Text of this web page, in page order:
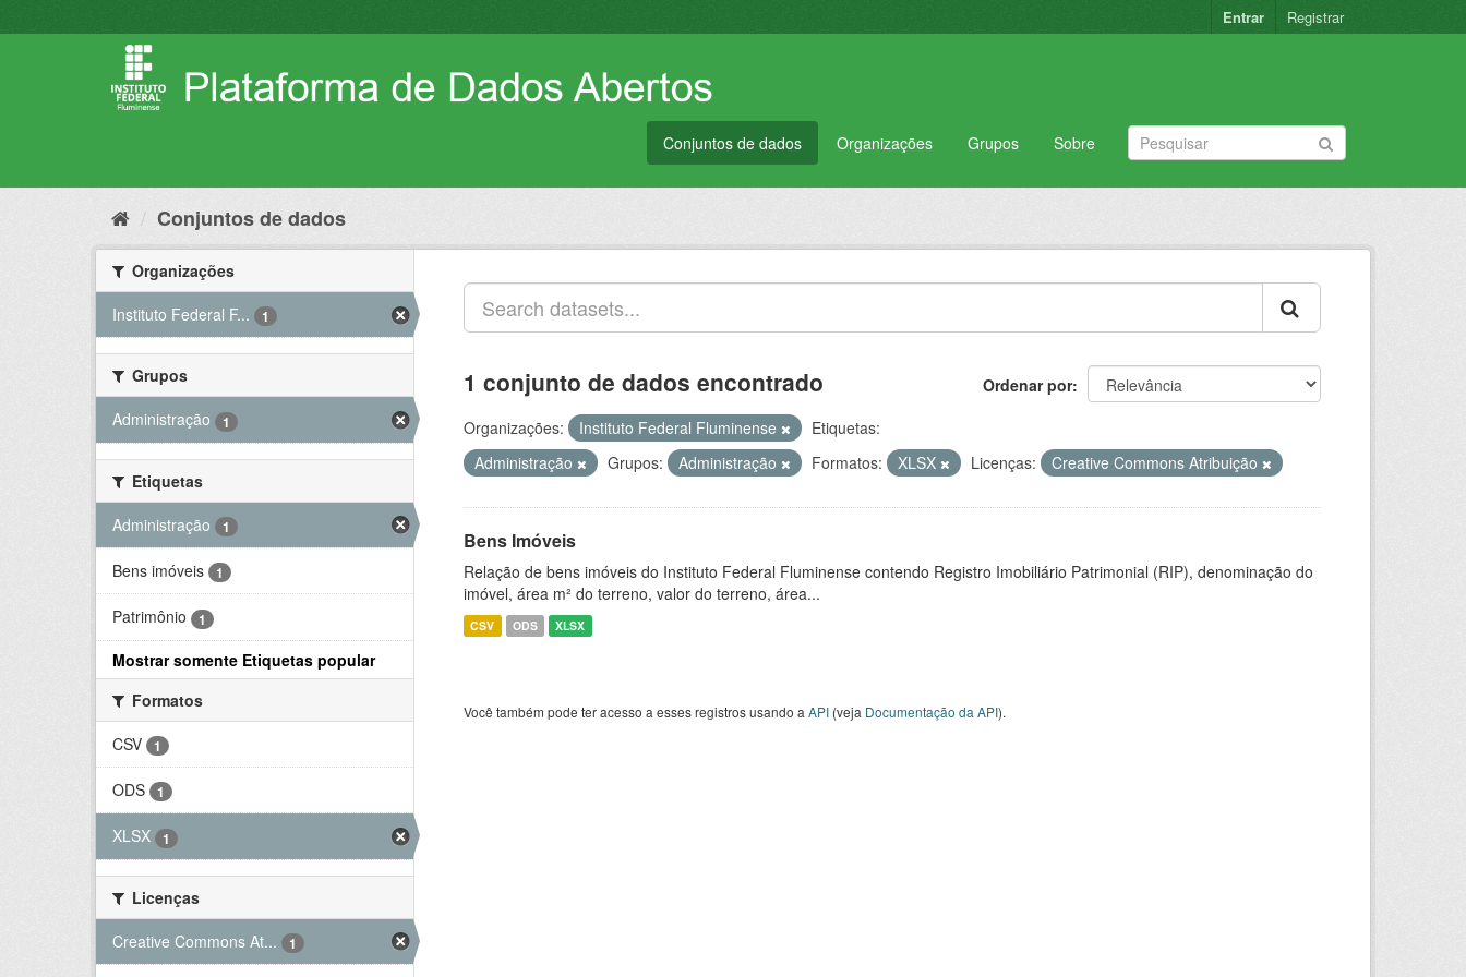
para
Entrar Registrar
Conjuntos de dados Organizações Grupos Sobre
Conjuntos de dados
Organizações
Instituto Federal F...
1
Grupos
Administração
1
Etiquetas
Administração
1
Bens imóveis 1
Patrimônio 1
Mostrar somente Etiquetas popular
Formatos
CSV
1
ODS 1
XLSX 1
Licenças
Creative Commons At...
1
Ordenar por
1 conjunto de dados encontrado
Organizações: Instituto Federal Fluminense
Etiquetas:
Administração
Grupos: Administração Formatos: XLSX Licenças: Creative Commons Atribuição
Bens Imóveis
Relação de bens imóveis do Instituto Federal Fluminense contendo Registro Imobiliário Patrimonial (RIP), denominação do
imóvel, área m² do terreno, valor do terreno, área...
CSV ODS XLSX
Você também pode ter acesso a esses registros usando a API (veja Documentação da API).